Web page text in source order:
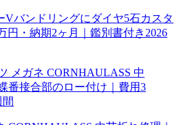
Vバンドリングにダイヤ5石カスタ
円・納期2ヶ月｜鑑別書付き 2026